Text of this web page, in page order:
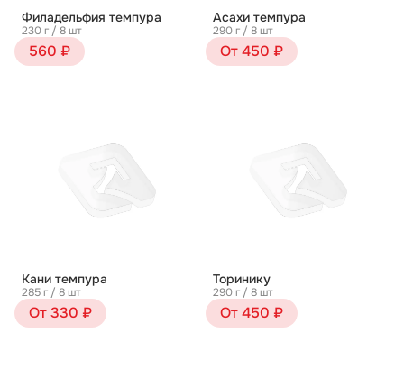
Филадельфия темпура
230 г / 8 шт
560 ₽
Асахи темпура
290 г / 8 шт
От 450 ₽
Кани темпура
285 г / 8 шт
От 330 ₽
Торинику
290 г / 8 шт
От 450 ₽